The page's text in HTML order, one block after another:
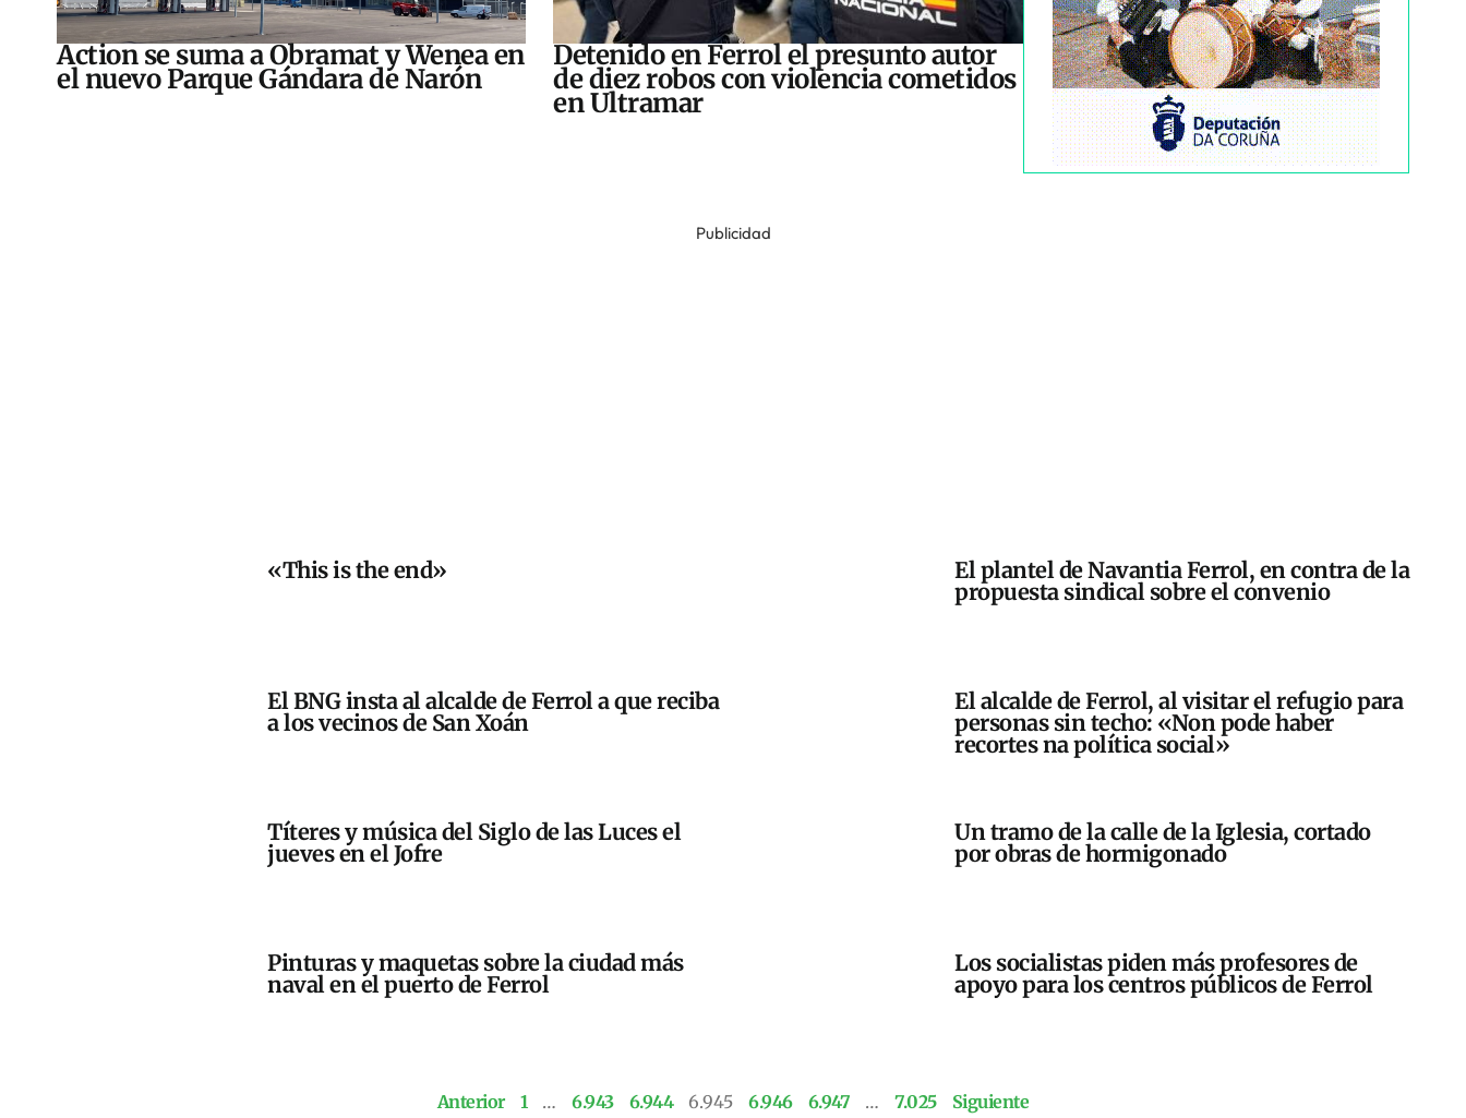
Action se suma a Obramat y Wenea en
el nuevo Parque Gándara de Narón
Detenido en Ferrol el presunto autor
de diez robos con violencia cometidos
en Ultramar
Publicidad
«This is the end»
El plantel de Navantia Ferrol, en contra de la
propuesta sindical sobre el convenio
El BNG insta al alcalde de Ferrol a que reciba
a los vecinos de San Xoán
El alcalde de Ferrol, al visitar el refugio para
personas sin techo: «Non pode haber
recortes na política social»
Títeres y música del Siglo de las Luces el
jueves en el Jofre
Un tramo de la calle de la Iglesia, cortado
por obras de hormigonado
Pinturas y maquetas sobre la ciudad más
naval en el puerto de Ferrol
Los socialistas piden más profesores de
apoyo para los centros públicos de Ferrol
Anterior 1 … 6.943 6.944 6.945 6.946 6.947 … 7.025 Siguiente